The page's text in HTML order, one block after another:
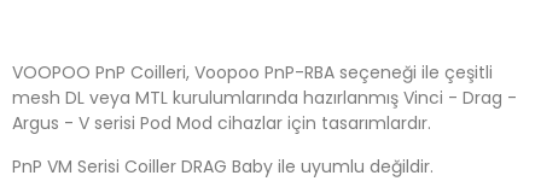
VOOPOO PnP Coilleri, Voopoo PnP-RBA seçeneği ile çeşitli
mesh DL veya MTL kurulumlarında hazırlanmış Vinci - Drag -
Argus - V serisi Pod Mod cihazlar için tasarımlardır.
PnP VM Serisi Coiller DRAG Baby ile uyumlu değildir.